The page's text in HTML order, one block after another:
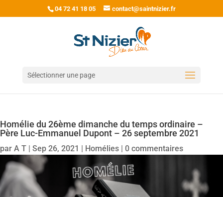
04 72 41 18 05 contact@saintnizier.fr
Sélectionner une page
Homélie du 26ème dimanche du temps ordinaire –
Père Luc-Emmanuel Dupont – 26 septembre 2021
par A T | Sep 26, 2021 | Homélies | 0 commentaires